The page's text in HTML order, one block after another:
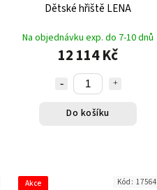
Dětské hřiště LENA
Na objednávku exp. do 7-10 dnů
12 114 Kč
Do košíku
Akce
Kód: 17564